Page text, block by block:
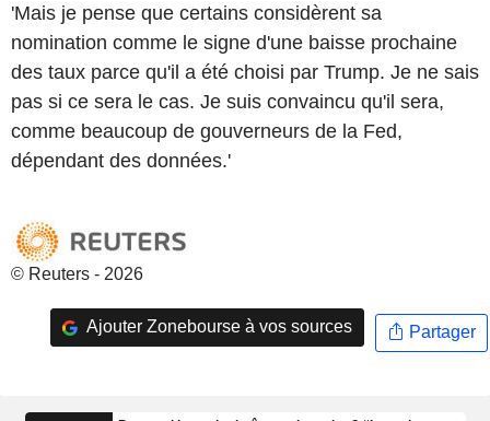
'Mais je pense que certains considèrent sa
nomination comme le signe d'une baisse prochaine
des taux parce qu'il a été choisi par Trump. Je ne sais
pas si ce sera le cas. Je suis convaincu qu'il sera,
comme beaucoup de gouverneurs de la Fed,
dépendant des données.'
© Reuters - 2026
Ajouter Zonebourse à vos sources Partager